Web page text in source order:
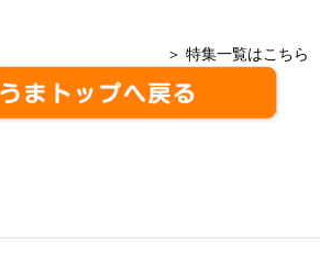
＞ 特集一覧はこちら